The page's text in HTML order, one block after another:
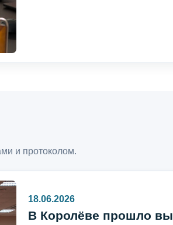
и протоколом.
18.06.2026
В Королёве прошло